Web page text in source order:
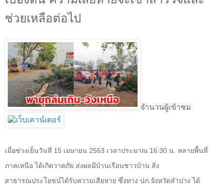
ช่วยเหลือต่อไป
จำนวนผู้เข้าชม
เมื่อช่วงเย็นวันที่ 15 เมษายน 2563 เวลาประมาณ 16.30 น. หลายพื้นที่
ภาคเหนือ ได้เกิดวาตภัย ส่งผลมีบ้านเรือนชาวบ้าน สิ่ง
สาธารณประโยชน์ได้รับความเสียหาย ซึ่งทาง ปภ.จังหวัดลำปาง ได้